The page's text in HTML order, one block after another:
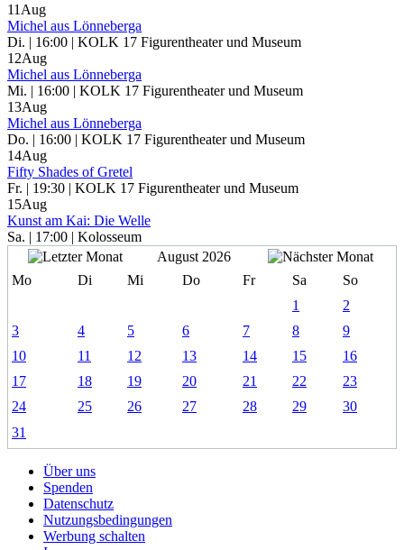
11 Aug
Michel aus Lönneberga
Di. | 16:00 | KOLK 17 Figurentheater und Museum
12Aug
Michel aus Lönneberga
Mi. | 16:00 | KOLK 17 Figurentheater und Museum
13Aug
Michel aus Lönneberga
Do. | 16:00 | KOLK 17 Figurentheater und Museum
14Aug
Fifty Shades of Gretel
Fr. | 19:30 | KOLK 17 Figurentheater und Museum
15Aug
Kunst am Kai: Die Welle
Sa. | 17:00 | Kolosseum
August 2026
Mo
Di Mi Do Fr Sa
So
1
2
3
4 5 6 7 8
9
10
11 12 13 14 15
16
17
18 19 20 21 22
23
24
25 26 27 28 29
30
31
Über uns
Spenden
Datenschutz
Nutzungsbedingungen
Werbung schalten